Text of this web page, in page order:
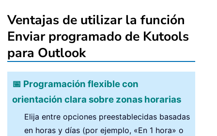
Ventajas de utilizar la función
Enviar programado de Kutools
para Outlook
📅 Programación flexible con
orientación clara sobre zonas horarias
Elija entre opciones preestablecidas basadas
en horas y días (por ejemplo, «En 1 hora» o